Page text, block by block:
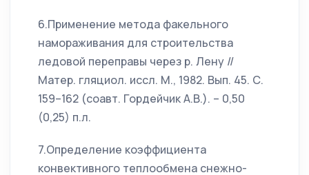
6.Применение метода факельного
намораживания для строительства
ледовой переправы через р. Лену //
Матер. гляциол. иссл. М., 1982. Вып. 45. С.
159–162 (соавт. Гордейчик А.В.). – 0,50
(0,25) п.л.
7.Определение коэффициента
конвективного теплообмена снежно-